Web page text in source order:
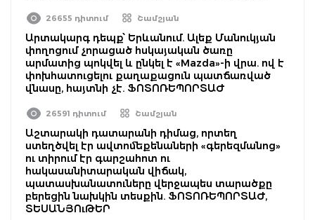
26655 դիտում Շամշյան
Արտակարգ դեպք՝ Երևանում. Ալեք Մանուկյան
փողոցում չորացած հսկայական ծառը
արմատից պոկվել և ընկել է «Mazda»-ի վրա. ով է
փոխհատուցելու քաղաքացուն պատճառված
վնասը, հայտնի չէ. ՖՈՏՈՌԵՊՈՐՏԱԺ
26591 դիտում Շամշյան
Աշտարակի դատարանի դիմաց, որտեղ
ստեղծվել էր ավտոմեքենաների «գերեզմանոց»
ու տիրում էր գարշահոտ ու
հակասանիտարական վիճակ,
պատասխանատուները վերջապես տարածքը
բերեցին նախկին տեսքին. ՖՈՏՈՌԵՊՈՐՏԱԺ,
ՏԵՍԱՆՅՈւԹԵՐ